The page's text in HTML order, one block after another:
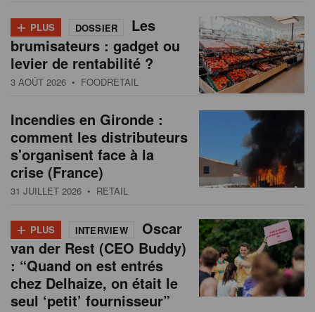
+ PLUS DOSSIER
Les
brumisateurs : gadget ou
levier de rentabilité ?
3 AOÛT 2026 • FOODRETAIL
Incendies en Gironde :
comment les distributeurs
s'organisent face à la
crise (France)
31 JUILLET 2026 • RETAIL
+ PLUS INTERVIEW
Oscar
van der Rest (CEO Buddy)
: “Quand on est entrés
chez Delhaize, on était le
seul ‘petit’ fournisseur”